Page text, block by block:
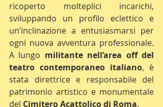
ricoperto molteplici incarichi,
sviluppando un profilo eclettico e
un’inclinazione a entusiasmarsi per
ogni nuova avventura professionale.
A lungo militante nell’area off del
teatro contemporaneo italiano, è
stata direttrice e responsabile del
patrimonio artistico e monumentale
del Cimitero Acattolico di Roma.